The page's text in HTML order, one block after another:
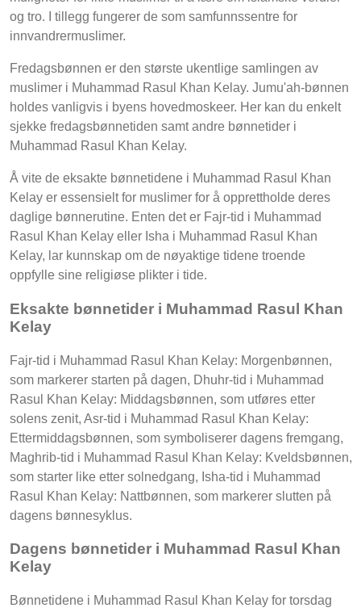
og tro. I tillegg fungerer de som samfunnssentre for
innvandrermuslimer.
Fredagsbønnen er den største ukentlige samlingen av
muslimer i Muhammad Rasul Khan Kelay. Jumu'ah-bønnen
holdes vanligvis i byens hovedmoskeer. Her kan du enkelt
sjekke fredagsbønnetiden samt andre bønnetider i
Muhammad Rasul Khan Kelay.
Å vite de eksakte bønnetidene i Muhammad Rasul Khan
Kelay er essensielt for muslimer for å opprettholde deres
daglige bønnerutine. Enten det er Fajr-tid i Muhammad
Rasul Khan Kelay eller Isha i Muhammad Rasul Khan
Kelay, lar kunnskap om de nøyaktige tidene troende
oppfylle sine religiøse plikter i tide.
Eksakte bønnetider i Muhammad Rasul Khan
Kelay
Fajr-tid i Muhammad Rasul Khan Kelay: Morgenbønnen,
som markerer starten på dagen, Dhuhr-tid i Muhammad
Rasul Khan Kelay: Middagsbønnen, som utføres etter
solens zenit, Asr-tid i Muhammad Rasul Khan Kelay:
Ettermiddagsbønnen, som symboliserer dagens fremgang,
Maghrib-tid i Muhammad Rasul Khan Kelay: Kveldsbønnen,
som starter like etter solnedgang, Isha-tid i Muhammad
Rasul Khan Kelay: Nattbønnen, som markerer slutten på
dagens bønnesyklus.
Dagens bønnetider i Muhammad Rasul Khan
Kelay
Bønnetidene i Muhammad Rasul Khan Kelay for torsdag